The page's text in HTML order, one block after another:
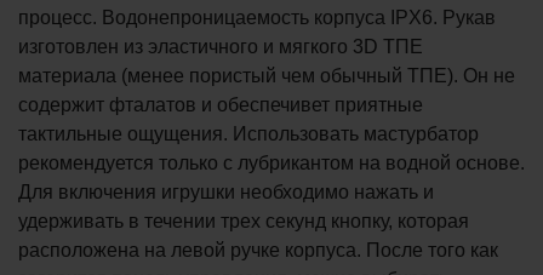
процесс. Водонепроницаемость корпуса IPX6. Рукав
изготовлен из эластичного и мягкого 3D ТПЕ
материала (менее пористый чем обычный ТПЕ). Он не
содержит фталатов и обеспечивет приятные
тактильные ощущения. Использовать мастурбатор
рекомендуется только с лубрикантом на водной основе.
Для включения игрушки необходимо нажать и
удерживать в течении трех секунд кнопку, которая
расположена на левой ручке корпуса. После того как